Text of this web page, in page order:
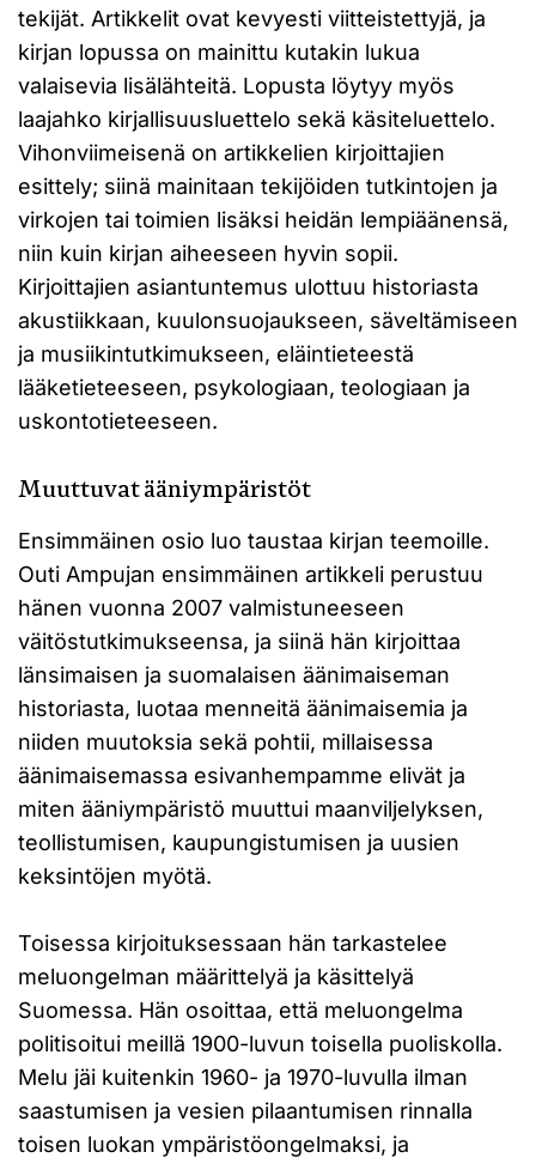
tekijät. Artikkelit ovat kevyesti viitteistettyjä, ja
kirjan lopussa on mainittu kutakin lukua
valaisevia lisälähteitä. Lopusta löytyy myös
laajahko kirjallisuusluettelo sekä käsiteluettelo.
Vihonviimeisenä on artikkelien kirjoittajien
esittely; siinä mainitaan tekijöiden tutkintojen ja
virkojen tai toimien lisäksi heidän lempiäänensä,
niin kuin kirjan aiheeseen hyvin sopii.
Kirjoittajien asiantuntemus ulottuu historiasta
akustiikkaan, kuulonsuojaukseen, säveltämiseen
ja musiikintutkimukseen, eläintieteestä
lääketieteeseen, psykologiaan, teologiaan ja
uskontotieteeseen.
Muuttuvat ääniympäristöt
Ensimmäinen osio luo taustaa kirjan teemoille.
Outi Ampujan ensimmäinen artikkeli perustuu
hänen vuonna 2007 valmistuneeseen
väitöstutkimukseensa, ja siinä hän kirjoittaa
länsimaisen ja suomalaisen äänimaiseman
historiasta, luotaa menneitä äänimaisemia ja
niiden muutoksia sekä pohtii, millaisessa
äänimaisemassa esivanhempamme elivät ja
miten ääniympäristö muuttui maanviljelyksen,
teollistumisen, kaupungistumisen ja uusien
keksintöjen myötä.
Toisessa kirjoituksessaan hän tarkastelee
meluongelman määrittelyä ja käsittelyä
Suomessa. Hän osoittaa, että meluongelma
politisoitui meillä 1900-luvun toisella puoliskolla.
Melu jäi kuitenkin 1960- ja 1970-luvulla ilman
saastumisen ja vesien pilaantumisen rinnalla
toisen luokan ympäristöongelmaksi, ja